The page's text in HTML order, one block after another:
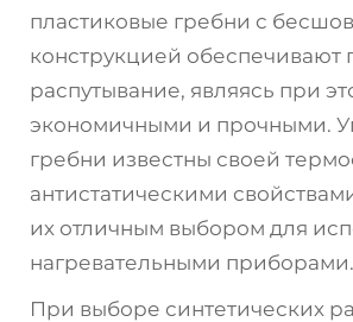
пластиковые гребни с
конструкцией обеспечивают
распутывание, являясь при
экономичными и прочными.
гребни известны своей
антистатическими
их отличным выбором для
нагревательными приборами.
При выборе синтетических